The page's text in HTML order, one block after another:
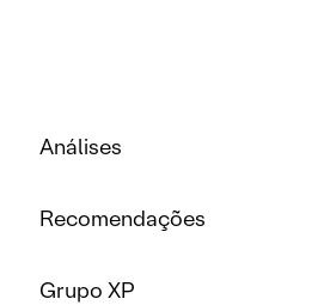
Análises
Recomendações
Grupo XP